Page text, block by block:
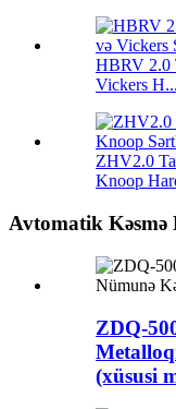
HBRV 2.0
Vickers H...
ZHV2.0
Knoop
Avtomatik Kəsmə
ZDQ-
(xüsusi